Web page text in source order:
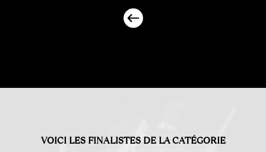
VOICI LES FINALISTES DE LA CATÉGORIE